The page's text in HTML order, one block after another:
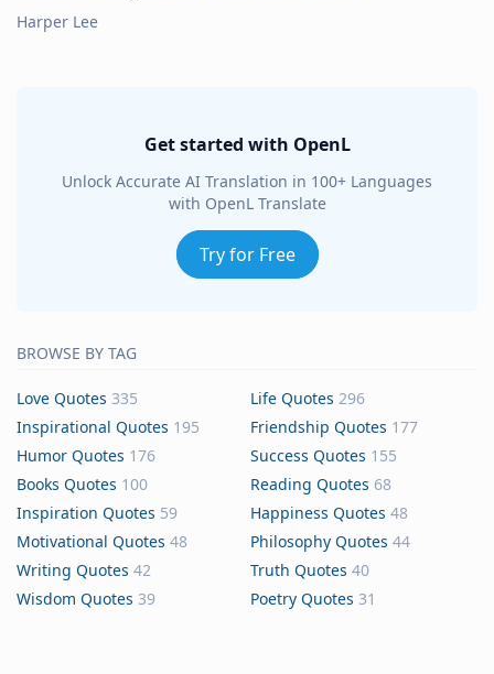
Harper Lee
Get started with OpenL
Unlock Accurate AI Translation in 100+ Languages
with OpenL Translate
Try for Free
BROWSE BY TAG
Love Quotes 335 Life Quotes 296
Inspirational Quotes 195 Friendship Quotes 177
Humor Quotes 176 Success Quotes 155
Books Quotes 100 Reading Quotes 68
Inspiration Quotes 59 Happiness Quotes 48
Motivational Quotes 48 Philosophy Quotes 44
Writing Quotes 42 Truth Quotes 40
Wisdom Quotes 39 Poetry Quotes 31